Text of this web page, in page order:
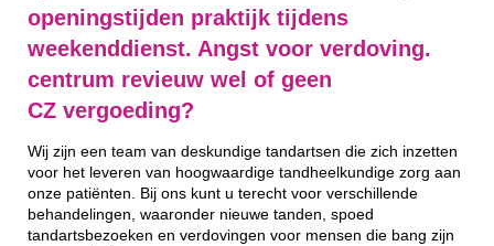
openingstijden praktijk tijdens
weekenddienst. Angst voor verdoving.
centrum revieuw wel of geen
CZ vergoeding?
Wij zijn een team van deskundige tandartsen die zich inzetten
voor het leveren van hoogwaardige tandheelkundige zorg aan
onze patiënten. Bij ons kunt u terecht voor verschillende
behandelingen, waaronder nieuwe tanden, spoed
tandartsbezoeken en verdovingen voor mensen die bang zijn